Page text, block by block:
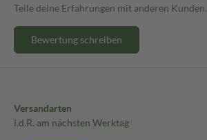
Teile deine Erfahrungen mit anderen Kunden.
Bewertung schreiben
Versandarten
i.d.R. am nächsten Werktag